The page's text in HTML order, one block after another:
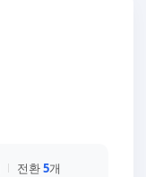
전환5개